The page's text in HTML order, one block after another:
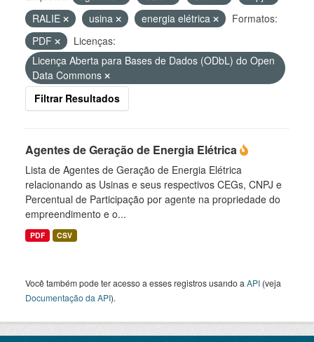
RALIE
usina energia elétrica
Formatos:
PDF
Licenças:
Licença Aberta para Bases de Dados (ODbL) do Open
Data Commons
Filtrar Resultados
Agentes de Geração de Energia Elétrica
Lista de Agentes de Geração de Energia Elétrica
relacionando as Usinas e seus respectivos CEGs, CNPJ e
Percentual de Participação por agente na propriedade do
empreendimento e o...
PDF CSV
Você também pode ter acesso a esses registros usando a API (veja
Documentação da API).